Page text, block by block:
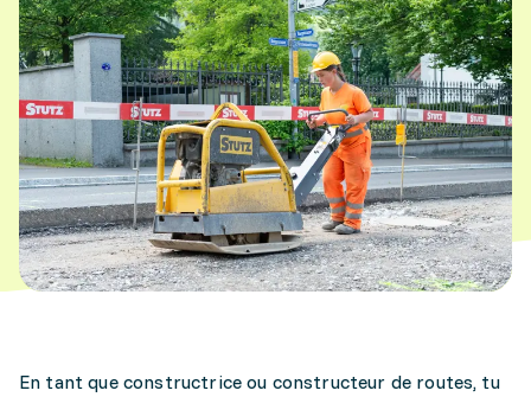
En tant que constructrice ou constructeur de routes, tu